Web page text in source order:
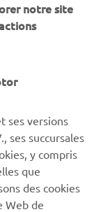
Co., Ltd.
à des fins
le consentement
et/ou de
la
notre site
ses versions
ses succursales
y compris
que
des cookies
Web de